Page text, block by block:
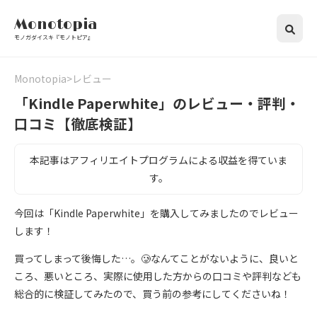
Monotopia
モノガダイスキ『モノトピア』
Monotopia レビュー
「Kindle Paperwhite」のレビュー・評判・
口コミ【徹底検証】
本記事はアフィリエイトプログラムによる収益を得ていま
す。
今回は「Kindle Paperwhite」を購入してみましたのでレビュー
します！
買ってしまって後悔した…。🥲なんてことがないように、良いと
ころ、悪いところ、実際に使用した方からの口コミや評判なども
総合的に検証してみたので、買う前の参考にしてくださいね！